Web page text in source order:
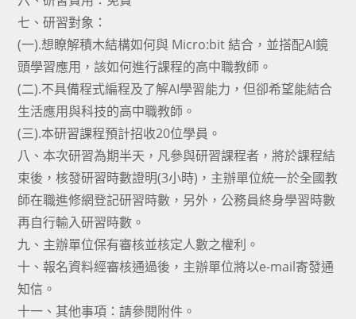
七、研習對象：
(一).想瞭解積木結構如何與 Micro:bit 結合，並搭配AI鏡
頭學習應用，該如何進行課程的高中職教師。
(二).不具備程式編程及了解AI學習能力，但卻希望能結合
生活應用與科技的高中職教師。
(三).本研習課程預計招收20位學員。
八、本次研習為期半天，凡參與研習課程者，將於課程結
束後，核發研習時數證明(3小時)，主辦單位統一於全國教
師在職進修網登記研習時數，另外，公務員終身學習時數
再自行輸入研習時數。
九、主辦單位保有審核並核定人數之權利。
十、報名資料經審核通過後，主辦單位將以e-mail寄發通
知信。
十一、其他事項：請參閱附件。